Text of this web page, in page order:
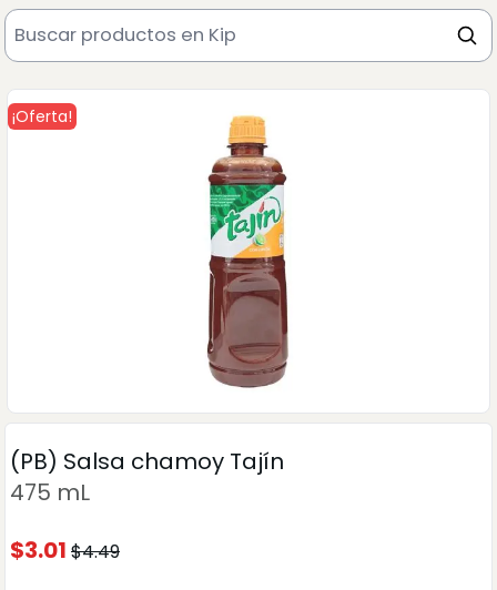
¡Oferta!
(PB) Salsa chamoy Tajín
475 mL
$3.01 $4.49